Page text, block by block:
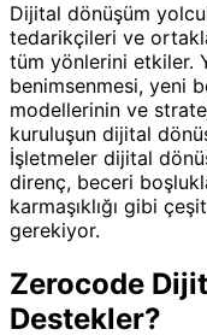
Dijital dönüşüm
tedarikçileri ve
tüm yönlerini etkiler.
benimsenmesi, yeni
modellerinin ve
kuruluşun dijital
İşletmeler dijital
direnç, beceri
karmaşıklığı gibi
gerekiyor.
Zerocode
Destekler?